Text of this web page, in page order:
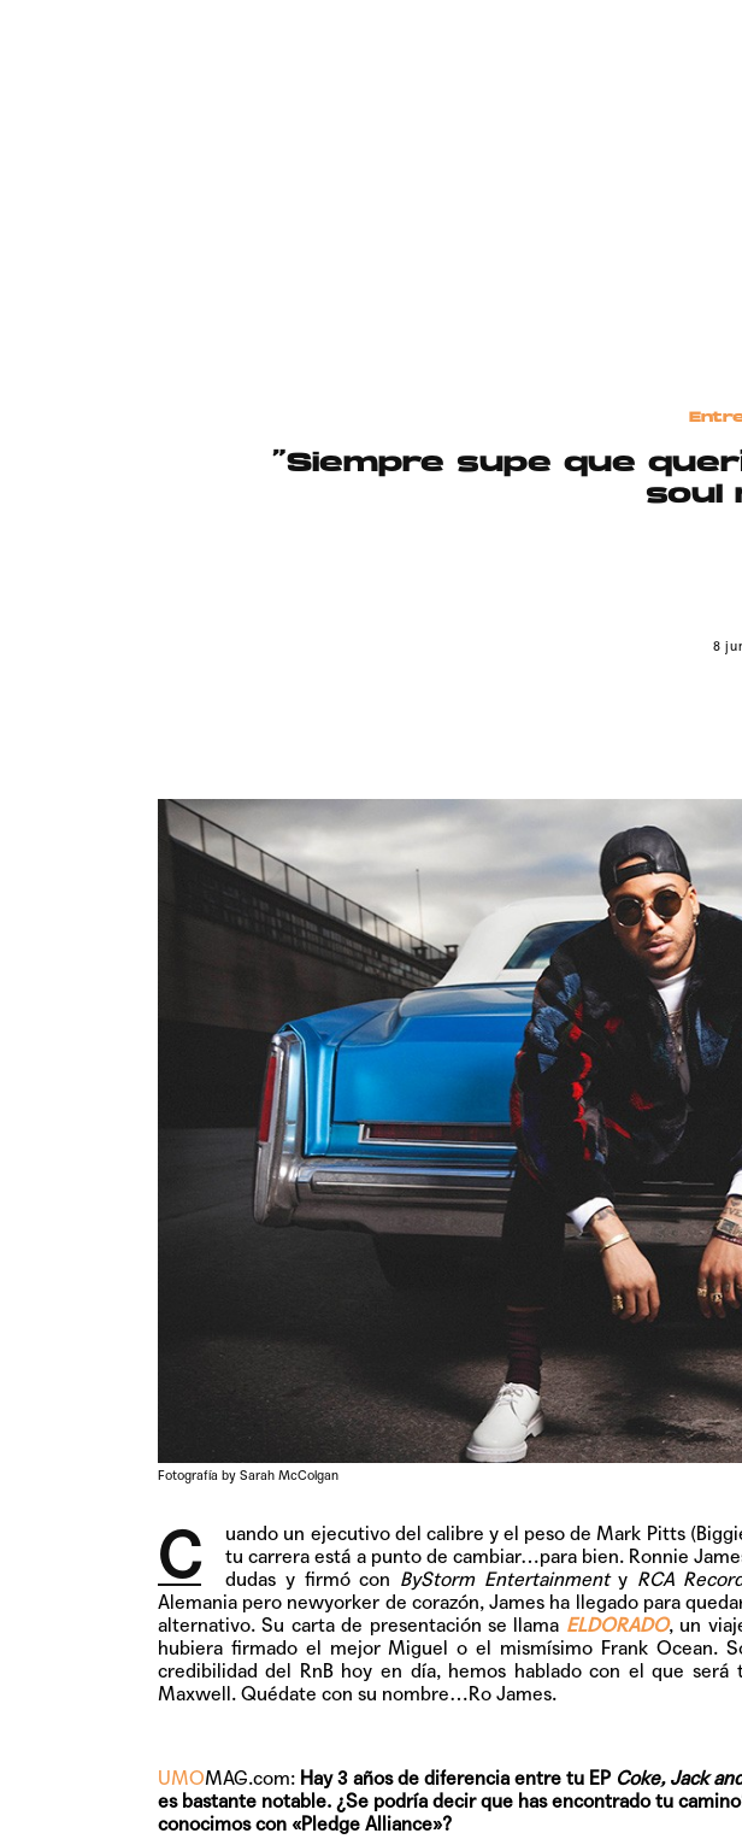
“Siempre supe que
soul
8
Fotografía by Sarah McColgan
C uando un ejecutivo del calibre y el peso de Mark Pitts
tu carrera está a punto de cambiar…para bien. Ronnie
dudas y firmó con ByStorm Entertainmenty RCA
Alemania pero newyorker de corazón, James ha llegado para
alternativo. Su carta de presentación se llama ELDORADO, un
hubiera firmado el mejor Miguel o el mismísimo Frank Ocean.
credibilidad del RnB hoy en día, hemos hablado con el que
Maxwell. Quédate con su nombre…Ro James.
UMOMAG.com: Hay 3 años de diferencia entre tu EP Coke, Jack
es bastante notable. ¿Se podría decir que has encontrado tu
conocimos con «Pledge Alliance»?